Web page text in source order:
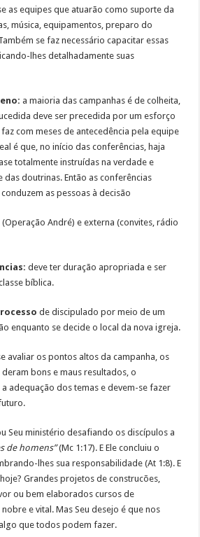
as equipes que atuarão como suporte da
música, equipamentos, preparo do
se faz necessário capacitar essas
lhes detalhadamente suas
a maioria das campanhas é de colheita,
deve ser precedida por um esforço
com meses de antecedência pela equipe
é que, no início das conferências, haja
totalmente instruídas na verdade e
doutrinas. Então as conferências
as pessoas à decisão
André) e externa (convites, rádio
deve ter duração apropriada e ser
bíblica.
de discipulado por meio de um
enquanto se decide o local da nova igreja.
avaliar os pontos altos da campanha, os
bons e maus resultados, o
adequação dos temas e devem-se fazer
Seu ministério desafiando os discípulos a
de homens”(Mc 1:17). E Ele concluiu o
lhes sua responsabilidade (At 1:8). E
Grandes projetos de construcões,
ou bem elaborados cursos de
e vital. Mas Seu desejo é que nos
que todos podem fazer.